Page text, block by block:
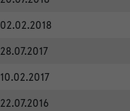
02.02.2018
28.07.2017
10.02.2017
22.07.2016